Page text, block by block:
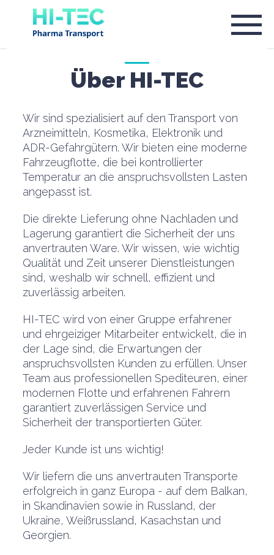
Über HI-TEC
Wir sind spezialisiert auf den Transport von
Arzneimitteln, Kosmetika, Elektronik und
ADR-Gefahrgütern. Wir bieten eine moderne
Fahrzeugflotte, die bei kontrollierter
Temperatur an die anspruchsvollsten Lasten
angepasst ist.
Die direkte Lieferung ohne Nachladen und
Lagerung garantiert die Sicherheit der uns
anvertrauten Ware. Wir wissen, wie wichtig
Qualität und Zeit unserer Dienstleistungen
sind, weshalb wir schnell, effizient und
zuverlässig arbeiten.
HI-TEC wird von einer Gruppe erfahrener
und ehrgeiziger Mitarbeiter entwickelt, die in
der Lage sind, die Erwartungen der
anspruchsvollsten Kunden zu erfüllen. Unser
Team aus professionellen Spediteuren, einer
modernen Flotte und erfahrenen Fahrern
garantiert zuverlässigen Service und
Sicherheit der transportierten Güter.
Jeder Kunde ist uns wichtig!
Wir liefern die uns anvertrauten Transporte
erfolgreich in ganz Europa - auf dem Balkan,
in Skandinavien sowie in Russland, der
Ukraine, Weißrussland, Kasachstan und
Georgien.